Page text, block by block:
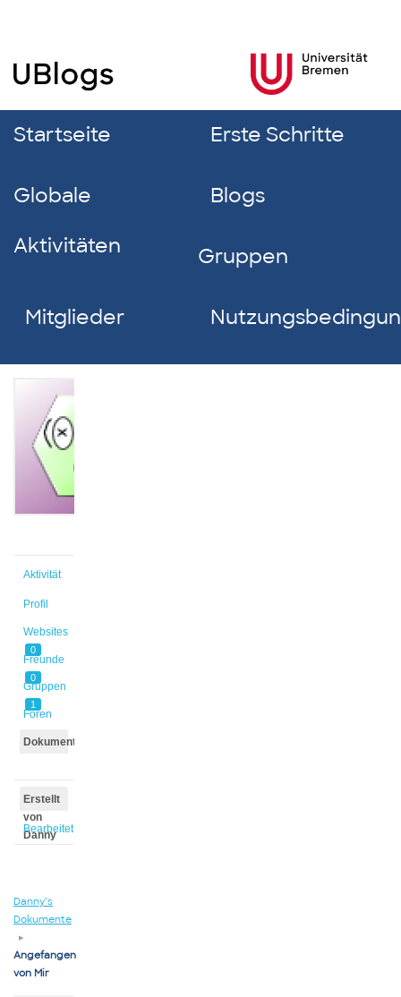
Startseite Erste Schritte
Globale
Aktivitäten
Blogs
Gruppen
Mitglieder
Aktivität
Profil
Websites
0
Freunde
0
Gruppen
1
Foren
Dokumente
Erstellt
von
Danny
Bearbeitet
Danny’s
Dokumente
▸
Angefangen
von Mir